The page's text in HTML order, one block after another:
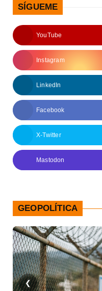
SÍGUEME
YouTube
Instagram
LinkedIn
Facebook
X-Twitter
Mastodon
GEOPOLÍTICA
❮